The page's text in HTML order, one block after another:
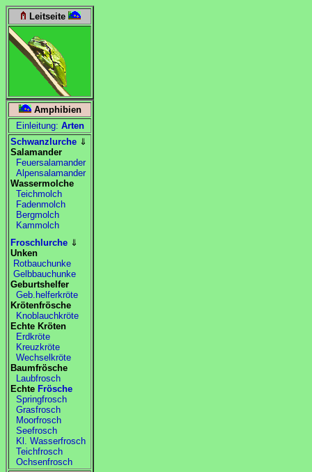
Leitseite
Amphibien
Einleitung: Arten
Schwanzlurche ⇓
Salamander
Feuersalamander
Alpensalamander
Wassermolche
Teichmolch
Fadenmolch
Bergmolch
Kammolch
Froschlurche ⇓
Unken
Rotbauchunke
Gelbbauchunke
Geburtshelfer
Geb.helferkröte
Krötenfrösche
Knoblauchkröte
Echte Kröten
Erdkröte
Kreuzkröte
Wechselkröte
Baumfrösche
Laubfrosch
Echte Frösche
Springfrosch
Grasfrosch
Moorfrosch
Seefrosch
Kl. Wasserfrosch
Teichfrosch
Ochsenfrosch